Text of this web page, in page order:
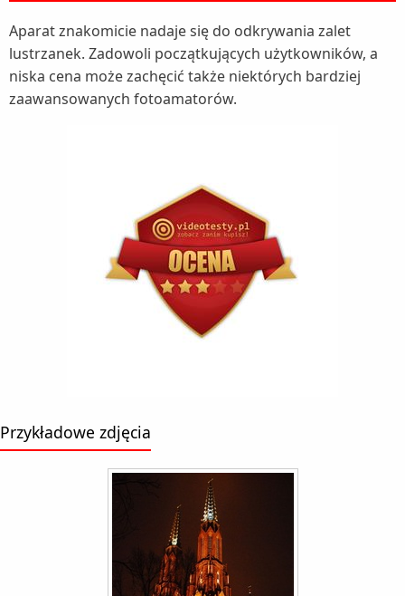
Aparat znakomicie nadaje się do odkrywania zalet
lustrzanek. Zadowoli początkujących użytkowników, a
niska cena może zachęcić także niektórych bardziej
zaawansowanych fotoamatorów.
Przykładowe zdjęcia